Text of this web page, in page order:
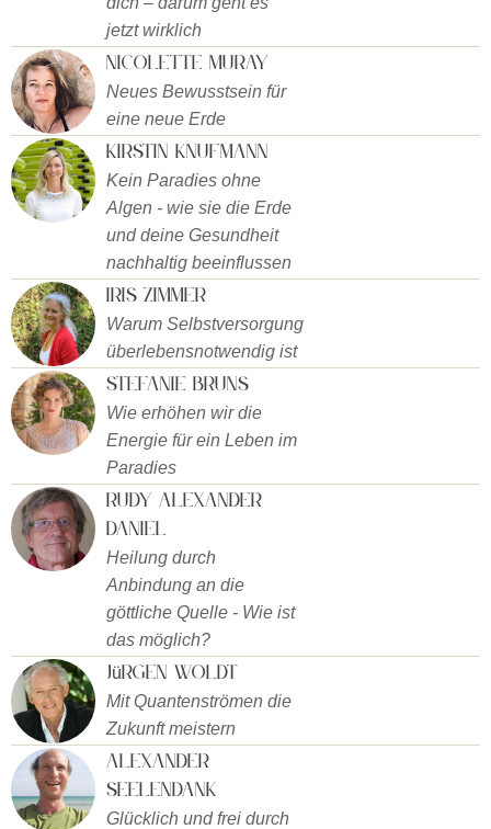
jetzt wirklich
Nicolette Muray
Neues Bewusstsein für
eine neue Erde
Kirstin Knufmann
Kein Paradies ohne
Algen - wie sie die Erde
und deine Gesundheit
nachhaltig beeinflussen
Iris Zimmer
Warum Selbstversorgung
überlebensnotwendig ist
Stefanie Bruns
Wie erhöhen wir die
Energie für ein Leben im
Paradies
Rudy Alexander
Daniel
Heilung durch
Anbindung an die
göttliche Quelle - Wie ist
das möglich?
Jürgen Woldt
Mit Quantenströmen die
Zukunft meistern
Alexander
Seelendank
Glücklich und frei durch